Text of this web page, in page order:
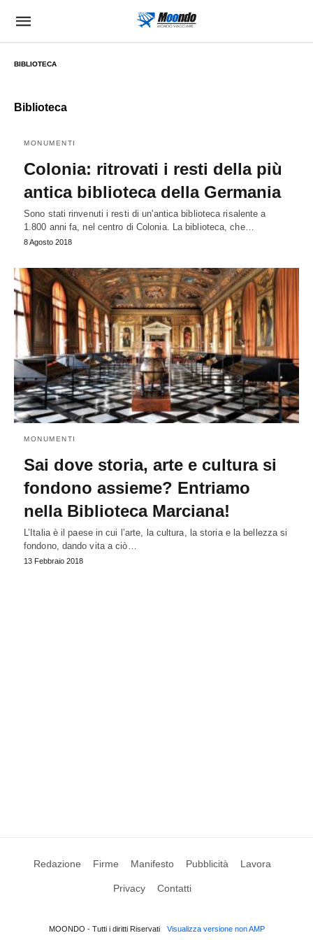
BIBLIOTECA
Biblioteca
MONUMENTI
Colonia: ritrovati i resti della più
antica biblioteca della Germania
Sono stati rinvenuti i resti di un'antica biblioteca risalente a
1.800 anni fa, nel centro di Colonia. La biblioteca, che…
8 Agosto 2018
MONUMENTI
Sai dove storia, arte e cultura si
fondono assieme? Entriamo
nella Biblioteca Marciana!
L’Italia è il paese in cui l’arte, la cultura, la storia e la bellezza si
fondono, dando vita a ciò…
13 Febbraio 2018
Redazione Firme Manifesto Pubblicità Lavora
Privacy Contatti
MOONDO - Tutti i diritti Riservati Visualizza versione non AMP